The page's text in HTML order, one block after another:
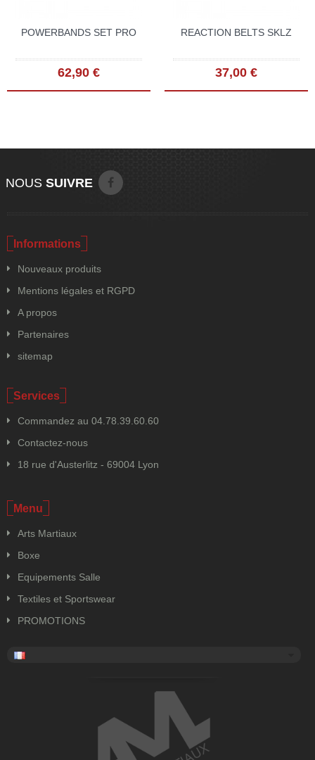
POWERBANDS SET PRO
62,90 €
REACTION BELTS SKLZ
37,00 €
SUIVRE
NOUS
Informations
Nouveaux produits
Mentions légales et RGPD
A propos
Partenaires
sitemap
Services
Commandez au 04.78.39.60.60
Contactez-nous
18 rue d'Austerlitz - 69004 Lyon
Menu
Arts Martiaux
Boxe
Equipements Salle
Textiles et Sportswear
PROMOTIONS